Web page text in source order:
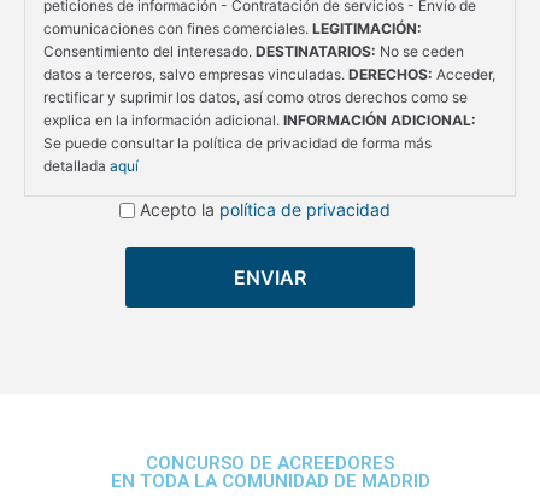
peticiones de información - Contratación de servicios - Envío de
comunicaciones con fines comerciales. LEGITIMACIÓN:
Consentimiento del interesado. DESTINATARIOS: No se ceden
datos a terceros, salvo empresas vinculadas. DERECHOS: Acceder,
rectificar y suprimir los datos, así como otros derechos como se
explica en la información adicional. INFORMACIÓN ADICIONAL:
Se puede consultar la política de privacidad de forma más
detallada aquí
Acepto la política de privacidad
ENVIAR
CONCURSO DE ACREEDORES
EN TODA LA COMUNIDAD DE MADRID